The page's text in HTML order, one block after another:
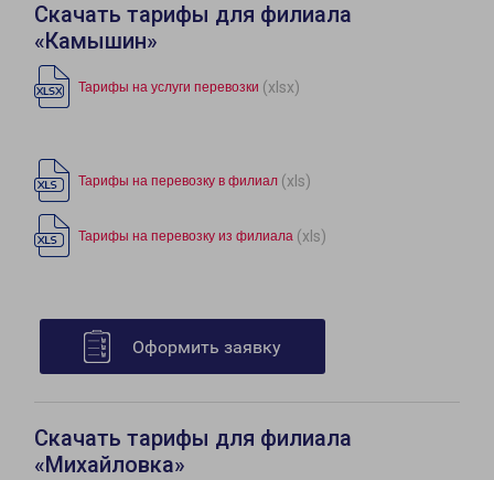
Скачать тарифы для филиала
«Камышин»
Тарифы на услуги перевозки (xlsx)
Тарифы на перевозку в филиал (xls)
Тарифы на перевозку из филиала (xls)
Оформить заявку
Скачать тарифы для филиала
«Михайловка»